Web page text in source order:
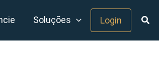
Soluções Login